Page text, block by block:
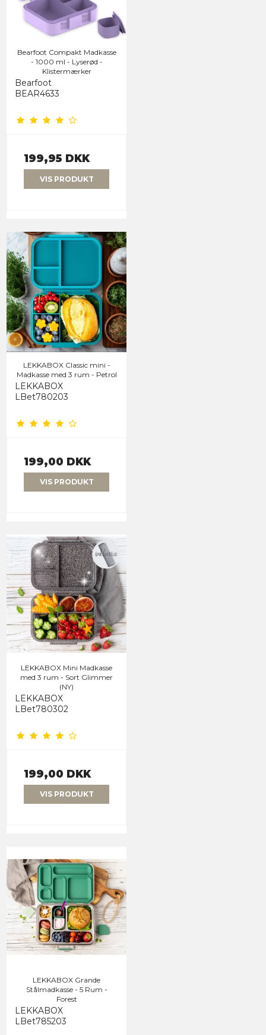
Bearfoot Compakt Madkasse
- 1000 ml - Lyserød -
Klistermærker
Bearfoot
BEAR4633
199,95 DKK
VIS PRODUKT
LEKKABOX Classic mini -
Madkasse med 3 rum - Petrol
LEKKABOX
LBet780203
199,00 DKK
VIS PRODUKT
LEKKABOX Mini Madkasse
med 3 rum - Sort Glimmer
(NY)
LEKKABOX
LBet780302
199,00 DKK
VIS PRODUKT
LEKKABOX Grande
Stålmadkasse - 5 Rum -
Forest
LEKKABOX
LBet785203